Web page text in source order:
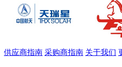
供应商指南 采购商指南 关于我们